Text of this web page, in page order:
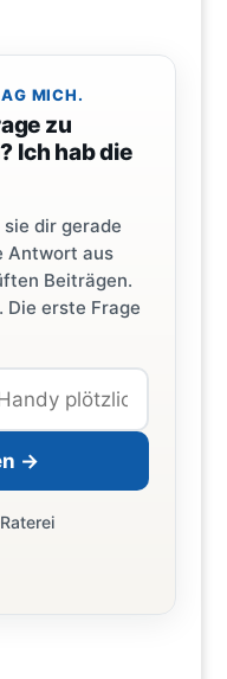
MICH.
zu
Ich hab die
dir gerade
Antwort aus
Beiträgen.
Die erste Frage
→